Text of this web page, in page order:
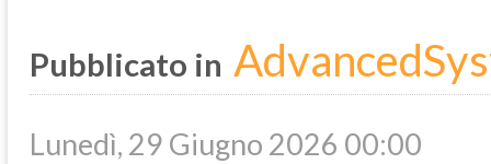
Pubblicato in
Lunedì, 29 Giugno 2026 00:00